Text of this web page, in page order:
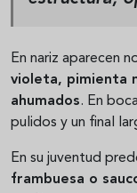
En nariz aparecen
violeta, pimienta
ahumados. En
pulidos y un final
En su juventud
frambuesa o